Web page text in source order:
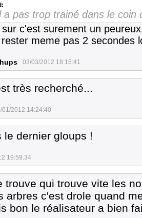
a pas trop trainé dans le coin
c'est surement un
meme pas 2 secondes
03/03/2012 18:15:41
très recherché...
01/2012 14:24:40
le dernier gloups !
19:59:34
trouve qui trouve vite les
arbres c'est drole quand
bon le réalisateur a bien